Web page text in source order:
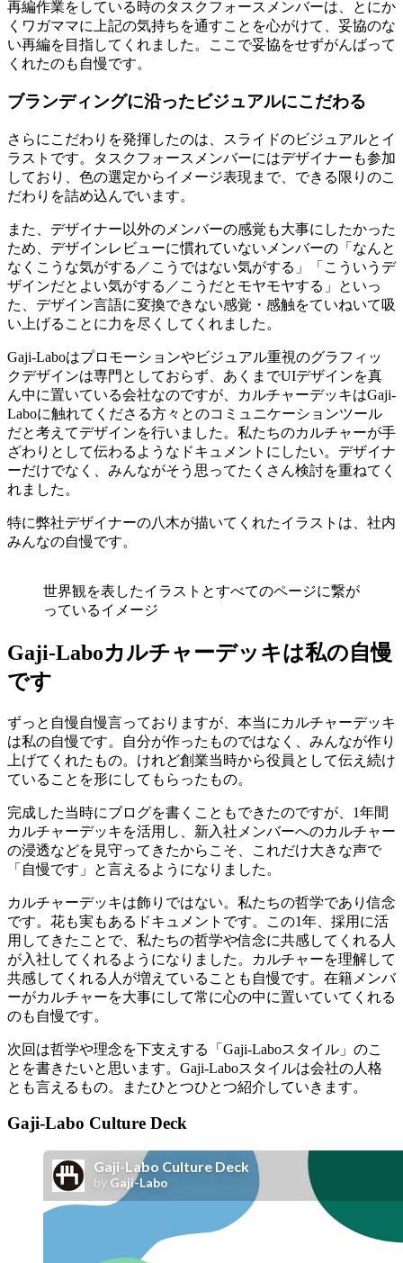
再編作業をしている時のタスクフォースメンバーは、とにか
くワガママに上記の気持ちを通すことを心がけて、妥協のな
い再編を目指してくれました。ここで妥協をせずがんばって
くれたのも自慢です。
ブランディングに沿ったビジュアルにこだわる
さらにこだわりを発揮したのは、スライドのビジュアルとイ
ラストです。タスクフォースメンバーにはデザイナーも参加
しており、色の選定からイメージ表現まで、できる限りのこ
だわりを詰め込んでいます。
また、デザイナー以外のメンバーの感覚も大事にしたかった
ため、デザインレビューに慣れていないメンバーの「なんと
なくこうな気がする／こうではない気がする」「こういうデ
ザインだとよい気がする／こうだとモヤモヤする」といっ
た、デザイン言語に変換できない感覚・感触をていねいて吸
い上げることに力を尽くしてくれました。
Gaji-Laboはプロモーションやビジュアル重視のグラフィッ
クデザインは専門としておらず、あくまでUIデザインを真
ん中に置いている会社なのですが、カルチャーデッキはGaji-
Laboに触れてくださる方々とのコミュニケーションツール
だと考えてデザインを行いました。私たちのカルチャーが手
ざわりとして伝わるようなドキュメントにしたい。デザイナ
ーだけでなく、みんながそう思ってたくさん検討を重ねてく
れました。
特に弊社デザイナーの八木が描いてくれたイラストは、社内
みんなの自慢です。
世界観を表したイラストとすべてのページに繋が
っているイメージ
Gaji-Laboカルチャーデッキは私の自慢
です
ずっと自慢自慢言っておりますが、本当にカルチャーデッキ
は私の自慢です。自分が作ったものではなく、みんなが作り
上げてくれたもの。けれど創業当時から役員として伝え続け
ていることを形にしてもらったもの。
完成した当時にブログを書くこともできたのですが、1年間
カルチャーデッキを活用し、新入社メンバーへのカルチャー
の浸透などを見守ってきたからこそ、これだけ大きな声で
「自慢です」と言えるようになりました。
カルチャーデッキは飾りではない。私たちの哲学であり信念
です。花も実もあるドキュメントです。この1年、採用に活
用してきたことで、私たちの哲学や信念に共感してくれる人
が入社してくれるようになりました。カルチャーを理解して
共感してくれる人が増えていることも自慢です。在籍メンバ
ーがカルチャーを大事にして常に心の中に置いていてくれる
のも自慢です。
次回は哲学や理念を下支えする「Gaji-Laboスタイル」のこ
とを書きたいと思います。Gaji-Laboスタイルは会社の人格
とも言えるもの。またひとつひとつ紹介していきます。
Gaji-Labo Culture Deck